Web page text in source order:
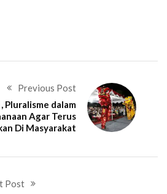
Previous Post
Pluralisme dalam
Agar Terus
Di Masyarakat
Post